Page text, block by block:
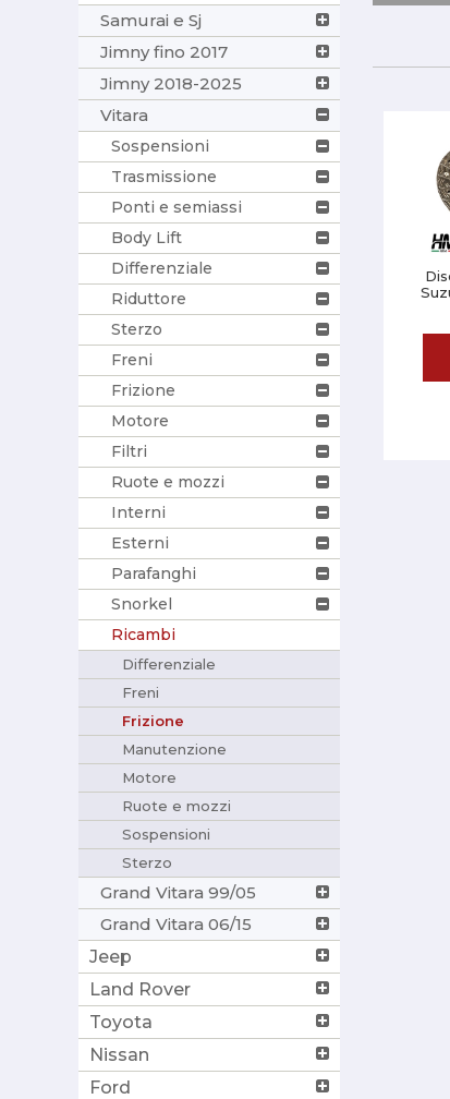
Samurai e Sj
Jimny fino 2017
Jimny 2018-2025
Vitara
Sospensioni
Trasmissione
Ponti e semiassi
Body Lift
Differenziale
Riduttore
Sterzo
Freni
Frizione
Motore
Filtri
Ruote e mozzi
Interni
Esterni
Parafanghi
Snorkel
Ricambi
Differenziale
Freni
Frizione
Manutenzione
Motore
Ruote e mozzi
Sospensioni
Sterzo
Grand Vitara 99/05
Grand Vitara 06/15
Jeep
Land Rover
Toyota
Nissan
Ford